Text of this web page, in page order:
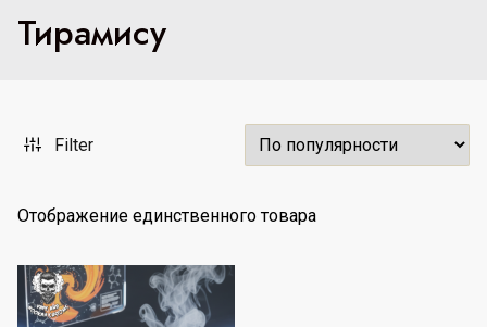
Тирамису
Filter
Отображение единственного товара